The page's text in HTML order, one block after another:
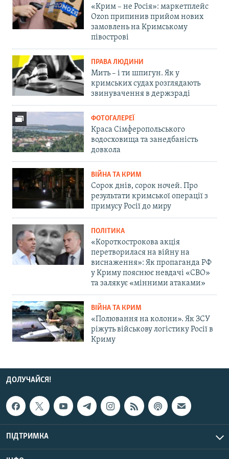
«Крим – не Росія»: маркетплейс
Ozon припинив прийом нових
замовлень на Кримському
півострові
ПРАВА ЛЮДИНИ
Мить – і ти шпигун. Як у
кримських судах розглядають
звинувачення в держзраді
ФОТОГАЛЕРЕЇ
Краса Сімферопольського
водосховища та занедбаність
довкола
ВІЙНА ТА КРИМ
Сорок днів, сорок ночей. Про
результати кримської операції з
примусу Росії до миру
ПОЛІТИКА
«Короткострокова акція
перетворилася на війну на
виснаження»: Як пропаганда РФ
у Криму пояснює невдачі «СВО»
та залякує «мінними атаками»
ВІЙНА ТА КРИМ
«Полювання на колони». Як ЗСУ
ріжуть військову логістику Росії в
Криму
ДОЛУЧАЙСЯ!
ПІДТРИМКА